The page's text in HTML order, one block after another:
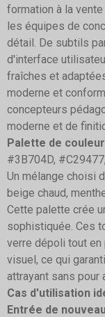
formation à la
les équipes de
détail. De subtils
d'interface
fraîches et
moderne et
concepteurs
moderne et de
Palette de
#3B704D,
Un mélange choisi
beige chaud,
Cette palette crée
sophistiquée. Ces
verre dépoli tout
visuel, ce qui
attrayant sans pour
Cas d'utilisation
Entrée de